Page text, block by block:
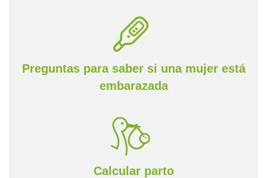
Preguntas para saber si una mujer está
embarazada
Calcular parto